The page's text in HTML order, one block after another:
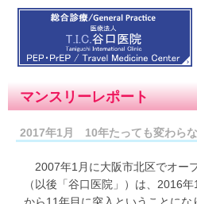
マンスリーレポート
2017年1月 10年たっても変わら
2007年1月に大阪市北区でオー
（以後「谷口医院」）は、2016
から11年目に突入ということにな